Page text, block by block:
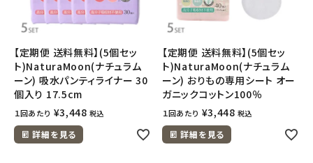
【定期便 送料無料】(5個セッ
ト)NaturaMoon(ナチュラム
ーン) 吸水パンティライナー 30
個入り 17.5cm
１回あたり ¥3,448 税込
詳細を見る
【定期便 送料無料】(5個セッ
ト)NaturaMoon(ナチュラム
ーン) おりもの専用シート オー
ガニックコットン100％
１回あたり ¥3,448 税込
詳細を見る